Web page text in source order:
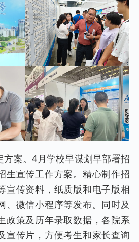
方案。4月学校早谋划早部署招
生宣传工作方案。精心制作招
宣传资料，纸质版和电子版相
、微信小程序等发布。同时及
政策及历年录取数据，各院系
宣传片，方便考生和家长查询